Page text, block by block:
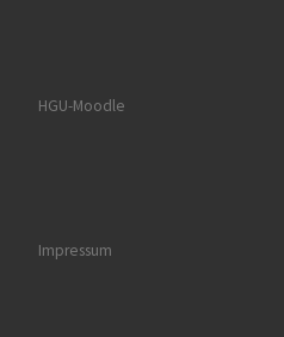
HGU-Moodle
Impressum